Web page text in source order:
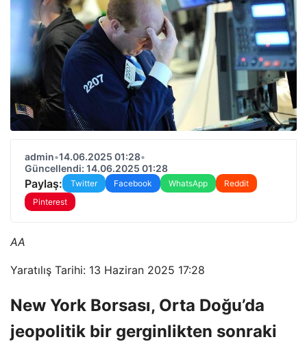
admin•14.06.2025 01:28•
Güncellendi: 14.06.2025 01:28
Paylaş: Twitter Facebook WhatsApp
Reddit
Pinterest
AA
Yaratılış Tarihi: 13 Haziran 2025 17:28
New York Borsası, Orta Doğu’da
jeopolitik bir gerginlikten sonraki